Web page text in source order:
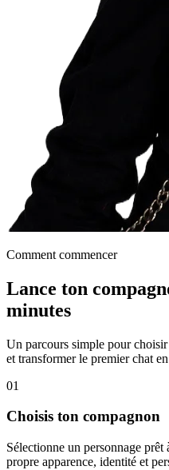
Comment commencer
Lance ton
minutes
Un parcours simple pour
et transformer le premier chat
01
Choisis ton compagnon
Sélectionne un personnage
propre apparence, identité et